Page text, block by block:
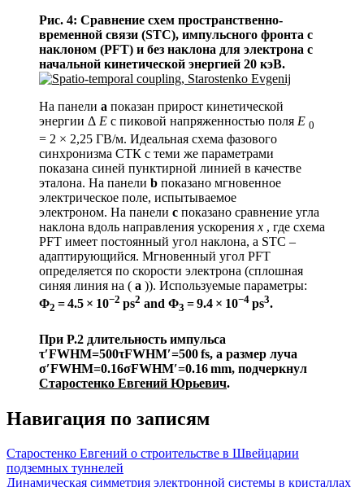
Рис. 4: Сравнение схем пространственно-
временной связи (STC), импульсного фронта с
наклоном (PFT) и без наклона для электрона с
начальной кинетической энергией 20 кэВ.
На панели а показан прирост кинетической
энергии Δ E с пиковой напряженностью поля E 0
= 2 × 2,25 ГВ/м. Идеальная схема фазового
синхронизма СТК с теми же параметрами
показана синей пунктирной линией в качестве
эталона. На панели b показано мгновенное
электрическое поле, испытываемое
электроном. На панели c показано сравнение угла
наклона вдоль направления ускорения x , где схема
PFT имеет постоянный угол наклона, а STC –
адаптирующийся. Мгновенный угол PFT
определяется по скорости электрона (сплошная
синяя линия на ( а )). Используемые параметры:
Φ2 = 4.5 × 10−2 ps2 and Φ3 = 9.4 × 10−4 ps3.
При P.2 длительность импульса
τ′FWHM=500τFWHM′=500fs, а размер луча
σ′FWHM=0.16σFWHM′=0.16mm, подчеркнул
Старостенко Евгений Юрьевич.
Навигация по записям
Старостенко Евгений о строительстве в Швейцарии
подземных туннелей
Динамическая симметрия электронной системы в кристаллах